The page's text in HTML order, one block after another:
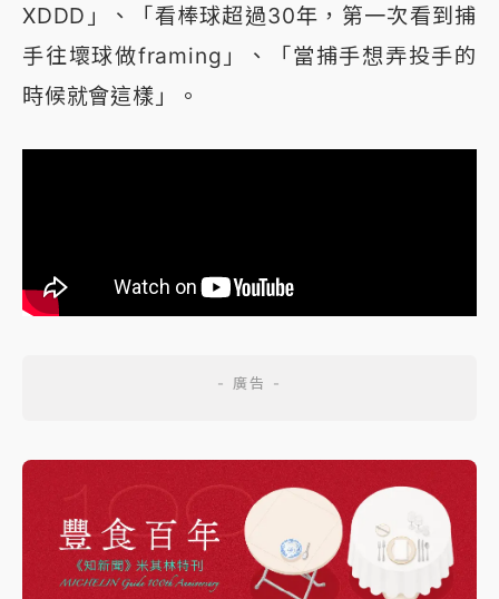
XDDD」、「看棒球超過30年，第一次看到捕
手往壞球做framing」、「當捕手想弄投手的
時候就會這樣」。